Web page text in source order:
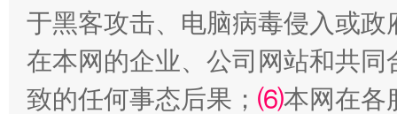
全民健身五年计划来了！等你上场
于黑客攻击、电脑病毒侵入或
在本网的企业、公司网站和共
致的任何事态后果； ⑹本网在各